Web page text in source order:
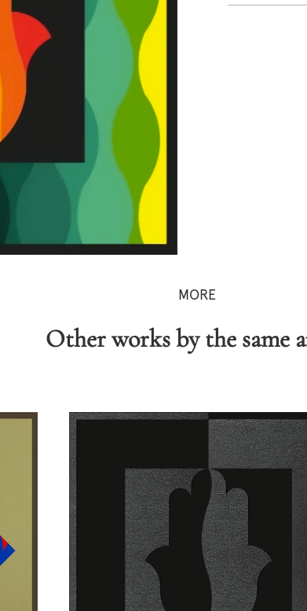
MORE
Other works by the same